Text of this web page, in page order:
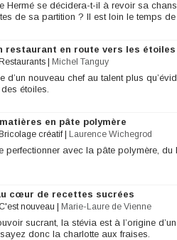
Hermé se décidera-t-il à revoir sa
de sa partition ? Il est loin le temps
restaurant en route vers les étoiles
Restaurants Michel Tanguy
d’un nouveau chef au talent plus
étoiles.
en pâte polymère
Bricolage créatif| Laurence Wichegrod
perfectionner avec la pâte polymère, du
cœur de recettes sucrées
nouveau Marie-Laure de Vienne
sucrant, la stévia est à l’origine
donc la charlotte aux fraises.